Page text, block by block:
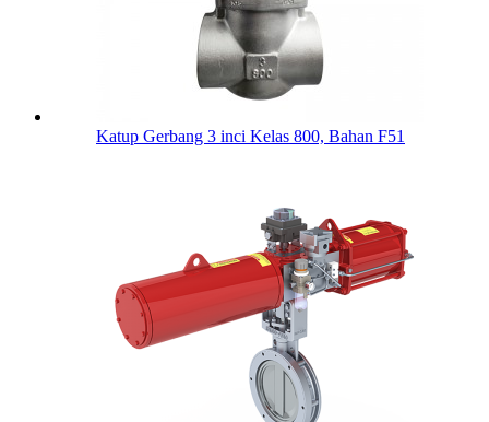
Katup Gerbang 3 inci Kelas 800, Bahan F51